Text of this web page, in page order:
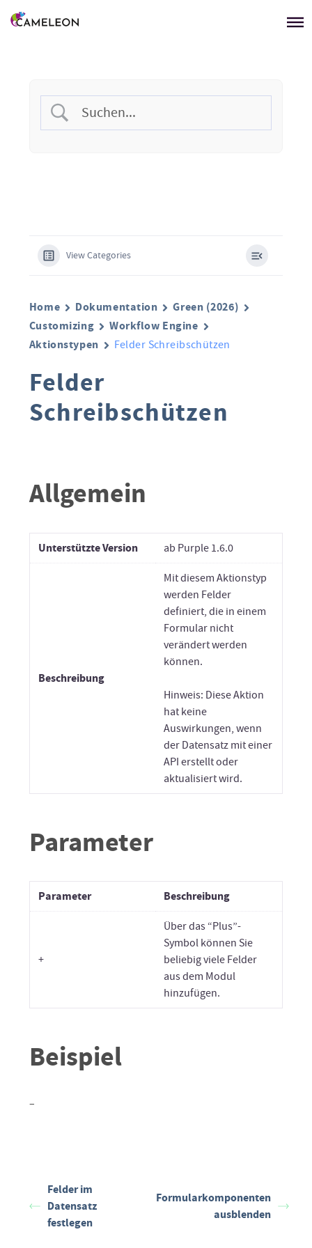
View Categories
Home Dokumentation
Green (2026)
Customizing
Workflow Engine
Aktionstypen
Felder Schreibschützen
Felder
Schreibschützen
Allgemein
Unterstützte Version ab Purple 1.6.0
Beschreibung
Mit diesem Aktionstyp
werden Felder
definiert, die in einem
Formular nicht
verändert werden
können.
Hinweis: Diese Aktion
hat keine
Auswirkungen, wenn
der Datensatz mit einer
API erstellt oder
aktualisiert wird.
Parameter
Parameter Beschreibung
+
Über das “Plus”-
Symbol können Sie
beliebig viele Felder
aus dem Modul
hinzufügen.
Beispiel
–
Felder im
Datensatz
festlegen
Formularkomponenten
ausblenden